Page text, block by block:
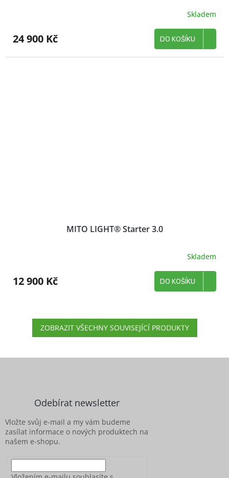
Skladem
24 900 Kč DO KOŠÍKU
MITO LIGHT® Starter 3.0
Skladem
12 900 Kč DO KOŠÍKU
ZOBRAZIT VŠECHNY SOUVISEJÍCÍ PRODUKTY
Odebírat newsletter
Vložte svůj e-mail a my vám budeme
zasílat informace o nových produktech na
našem e-shopu.